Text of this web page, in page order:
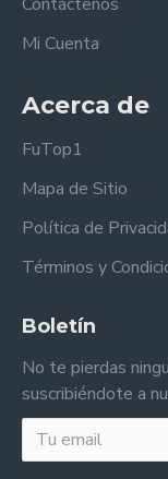
Mi Cuenta
Acerca de
FuTop1
Mapa de Sitio
Política de
Términos y
Boletín
No te pierdas
suscribiéndote a